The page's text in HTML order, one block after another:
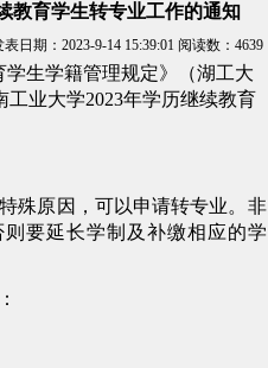
教育学生转专业工作的通知
表日期：2023-9-14 15:39:01 阅读数：4639
生学籍管理规定》（湖工大
业大学2023年学历继续教育
殊原因，可以申请转专业。非
要延长学制及补缴相应的学